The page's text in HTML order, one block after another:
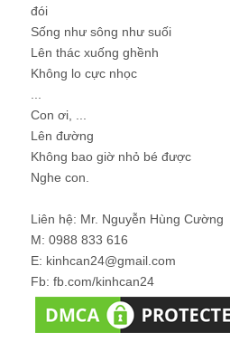
đói
Sống như sông như suối
Lên thác xuống ghềnh
Không lo cực nhọc
Con ơi, ...
Lên đường
Không bao giờ nhỏ bé được
Nghe con.
Liên hệ: Mr. Nguyễn Hùng Cường
M: 0988 833 616
E: kinhcan24@gmail.com
Fb: fb.com/kinhcan24